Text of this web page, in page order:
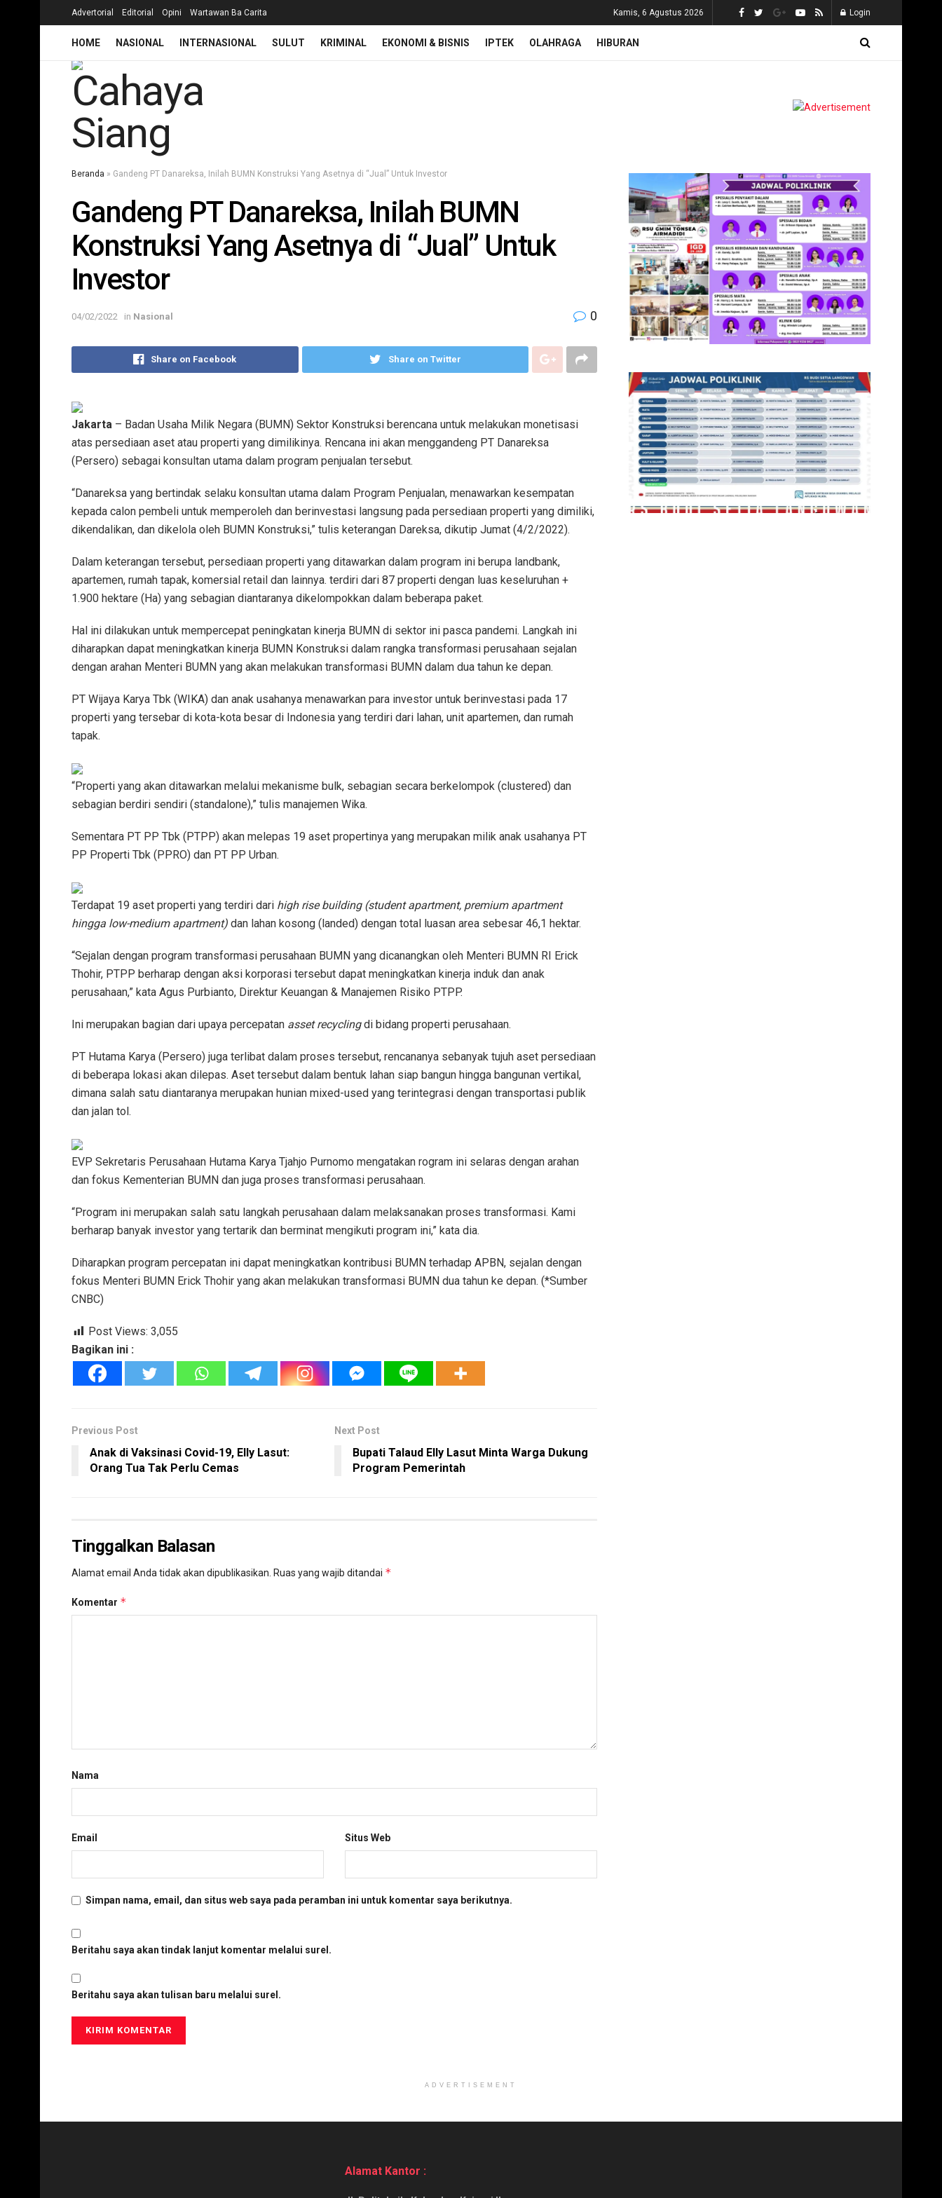
Advertorial Editorial Opini Wartawan Ba Carita Kamis, 6 Agustus 2026 Login
HOME NASIONAL INTERNASIONAL SULUT KRIMINAL EKONOMI & BISNIS IPTEK OLAHRAGA HIBURAN
Beranda » Gandeng PT Danareksa, Inilah BUMN Konstruksi Yang Asetnya di “Jual” Untuk Investor
Gandeng PT Danareksa, Inilah BUMN
Konstruksi Yang Asetnya di “Jual” Untuk
Investor
04/02/2022 in Nasional 0
Share on Facebook Share on Twitter
Jakarta – Badan Usaha Milik Negara (BUMN) Sektor Konstruksi berencana untuk melakukan monetisasi
atas persediaan aset atau properti yang dimilikinya. Rencana ini akan menggandeng PT Danareksa
(Persero) sebagai konsultan utama dalam program penjualan tersebut.
“Danareksa yang bertindak selaku konsultan utama dalam Program Penjualan, menawarkan kesempatan
kepada calon pembeli untuk memperoleh dan berinvestasi langsung pada persediaan properti yang dimiliki,
dikendalikan, dan dikelola oleh BUMN Konstruksi,” tulis keterangan Dareksa, dikutip Jumat (4/2/2022).
Dalam keterangan tersebut, persediaan properti yang ditawarkan dalam program ini berupa landbank,
apartemen, rumah tapak, komersial retail dan lainnya. terdiri dari 87 properti dengan luas keseluruhan +
1.900 hektare (Ha) yang sebagian diantaranya dikelompokkan dalam beberapa paket.
Hal ini dilakukan untuk mempercepat peningkatan kinerja BUMN di sektor ini pasca pandemi. Langkah ini
diharapkan dapat meningkatkan kinerja BUMN Konstruksi dalam rangka transformasi perusahaan sejalan
dengan arahan Menteri BUMN yang akan melakukan transformasi BUMN dalam dua tahun ke depan.
PT Wijaya Karya Tbk (WIKA) dan anak usahanya menawarkan para investor untuk berinvestasi pada 17
properti yang tersebar di kota-kota besar di Indonesia yang terdiri dari lahan, unit apartemen, dan rumah
tapak.
“Properti yang akan ditawarkan melalui mekanisme bulk, sebagian secara berkelompok (clustered) dan
sebagian berdiri sendiri (standalone),” tulis manajemen Wika.
Sementara PT PP Tbk (PTPP) akan melepas 19 aset propertinya yang merupakan milik anak usahanya PT
PP Properti Tbk (PPRO) dan PT PP Urban.
Terdapat 19 aset properti yang terdiri dari high rise building (student apartment, premium apartment
hingga low-medium apartment) dan lahan kosong (landed) dengan total luasan area sebesar 46,1 hektar.
“Sejalan dengan program transformasi perusahaan BUMN yang dicanangkan oleh Menteri BUMN RI Erick
Thohir, PTPP berharap dengan aksi korporasi tersebut dapat meningkatkan kinerja induk dan anak
perusahaan,” kata Agus Purbianto, Direktur Keuangan & Manajemen Risiko PTPP.
Ini merupakan bagian dari upaya percepatan asset recyclingdi bidang properti perusahaan.
PT Hutama Karya (Persero) juga terlibat dalam proses tersebut, rencananya sebanyak tujuh aset persediaan
di beberapa lokasi akan dilepas. Aset tersebut dalam bentuk lahan siap bangun hingga bangunan vertikal,
dimana salah satu diantaranya merupakan hunian mixed-used yang terintegrasi dengan transportasi publik
dan jalan tol.
EVP Sekretaris Perusahaan Hutama Karya Tjahjo Purnomo mengatakan rogram ini selaras dengan arahan
dan fokus Kementerian BUMN dan juga proses transformasi perusahaan.
“Program ini merupakan salah satu langkah perusahaan dalam melaksanakan proses transformasi. Kami
berharap banyak investor yang tertarik dan berminat mengikuti program ini,” kata dia.
Diharapkan program percepatan ini dapat meningkatkan kontribusi BUMN terhadap APBN, sejalan dengan
fokus Menteri BUMN Erick Thohir yang akan melakukan transformasi BUMN dua tahun ke depan. (*Sumber
CNBC)
Post Views: 3,055
Bagikan ini :
Previous Post
Anak di Vaksinasi Covid-19, Elly Lasut:
Orang Tua Tak Perlu Cemas
Next Post
Bupati Talaud Elly Lasut Minta Warga Dukung
Program Pemerintah
Tinggalkan Balasan
Alamat email Anda tidak akan dipublikasikan. Ruas yang wajib ditandai *
Komentar *
Nama
Email Situs Web
Simpan nama, email, dan situs web saya pada peramban ini untuk komentar saya berikutnya.
Beritahu saya akan tindak lanjut komentar melalui surel.
Beritahu saya akan tulisan baru melalui surel.
ADVERTISEMENT
Alamat Kantor :